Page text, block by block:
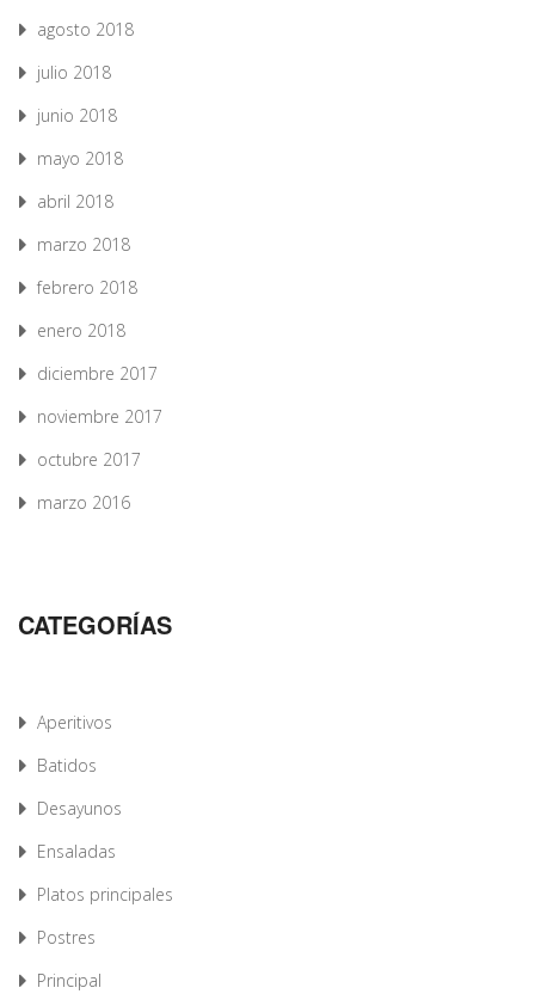
agosto 2018
julio 2018
junio 2018
mayo 2018
abril 2018
marzo 2018
febrero 2018
enero 2018
diciembre 2017
noviembre 2017
octubre 2017
marzo 2016
CATEGORÍAS
Aperitivos
Batidos
Desayunos
Ensaladas
Platos principales
Postres
Principal